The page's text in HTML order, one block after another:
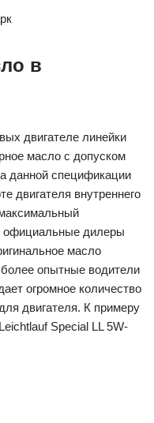
в
двигателе линейки
масло с допуском
данной спецификации
двигателя внутреннего
официальные дилеры
масло
опытные водители
огромное количество
двигателя. К примеру
Special LL 5W-